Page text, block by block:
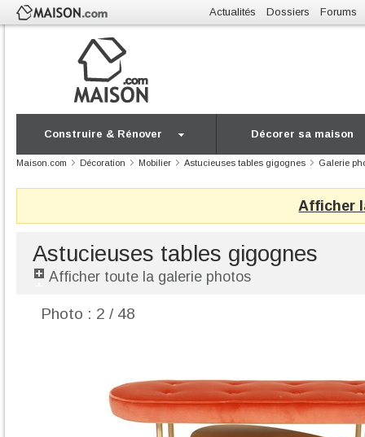
Actualités Dossiers Forums
Construire & Rénover Décorer sa maison
Maison.com Décoration Mobilier Astucieuses tables gigognes Galerie
Afficher
Astucieuses tables gigognes
Afficher toute la galerie photos
Photo : 2 / 48